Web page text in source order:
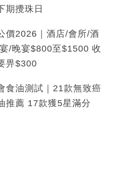
期攪珠日
價2026｜酒店/會所/酒
/晚宴$800至$1500 收
畀$300
食油測試｜21款無致癌
推薦 17款獲5星滿分